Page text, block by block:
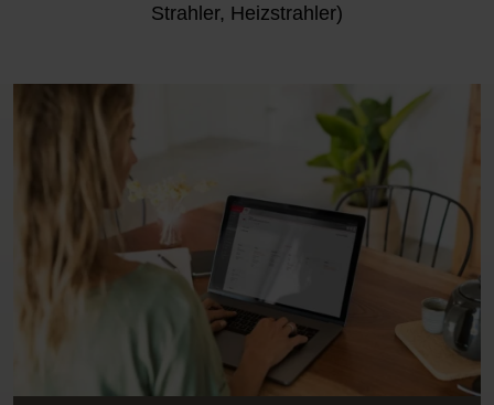
Strahler, Heizstrahler)